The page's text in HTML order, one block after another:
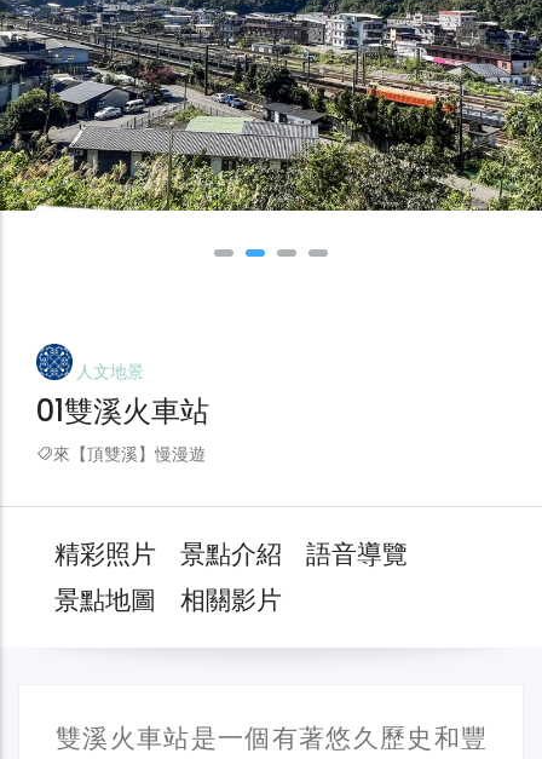
人文地景
01雙溪火車站
來【頂雙溪】慢漫遊
精彩照片 景點介紹
語音導覽
景點地圖
相關影片
雙溪火車站是一個有著悠久歷史和豐